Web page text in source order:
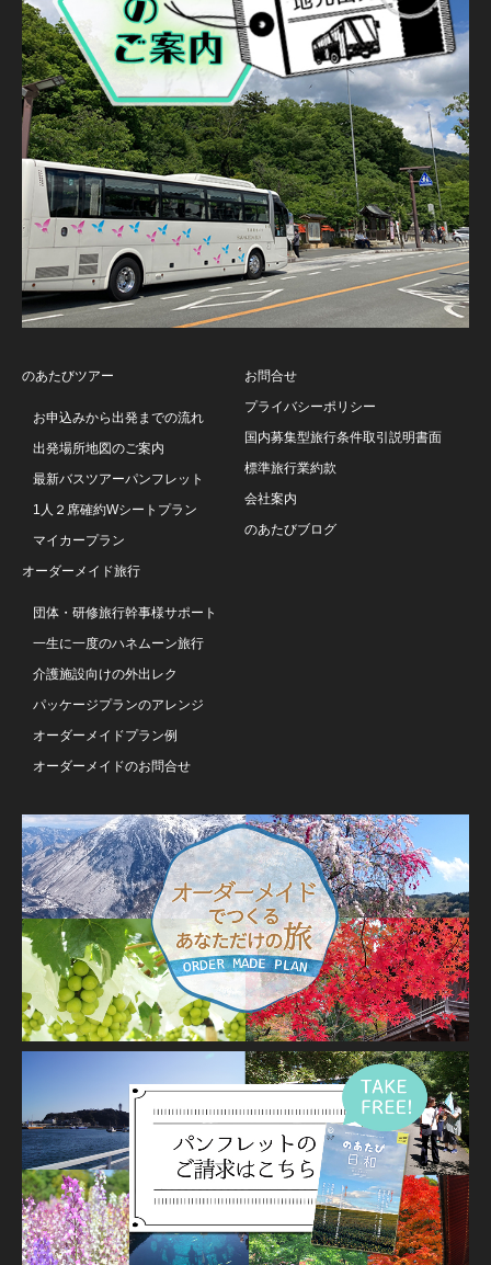
のあたびツアー
お申込みから出発までの流れ
出発場所地図のご案内
最新バスツアーパンフレット
1人２席確約Wシートプラン
マイカープラン
オーダーメイド旅行
団体・研修旅行幹事様サポート
一生に一度のハネムーン旅行
介護施設向けの外出レク
パッケージプランのアレンジ
オーダーメイドプラン例
オーダーメイドのお問合せ
お問合せ
プライバシーポリシー
国内募集型旅行条件取引説明書面
標準旅行業約款
会社案内
のあたびブログ